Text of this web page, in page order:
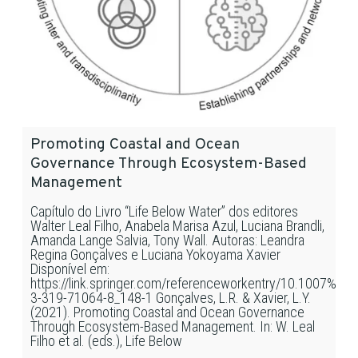
Promoting Coastal and Ocean
Governance Through Ecosystem-Based
Management
Capítulo do Livro “Life Below Water” dos editores
Walter Leal Filho, Anabela Marisa Azul, Luciana Brandli,
Amanda Lange Salvia, Tony Wall. Autoras: Leandra
Regina Gonçalves e Luciana Yokoyama Xavier
Disponível em:
https://link.springer.com/referenceworkentry/
3-319-71064-8_148-1 Gonçalves, L.R. & Xavier, L.Y.
(2021). Promoting Coastal and Ocean Governance
Through Ecosystem-Based Management. In: W. Leal
Filho et al. (eds.), Life Below